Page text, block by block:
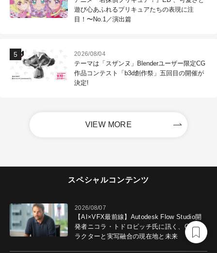
遊び心あふれるプリキュアたちの表現に注
目！〜No.1／演出篇
2026/08/04
テーマは「スザンヌ」Blenderユーザー限定CG
作品コンテスト「b3d創作祭」五回目の開催が
決定!
VIEW MORE
スペシャルコンテンツ
2026/08/07
【AI×VFX最前線】Autodesk Flow Studio開
発者ニコラ・トドロビッチ氏に訊く、CGキャ
ラクターと実写融合の現在地と未来